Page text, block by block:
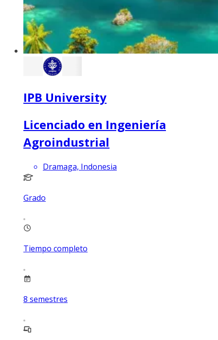
IPB University
Licenciado en Ingeniería
Agroindustrial
Dramaga, Indonesia
Grado
Tiempo completo
8 semestres